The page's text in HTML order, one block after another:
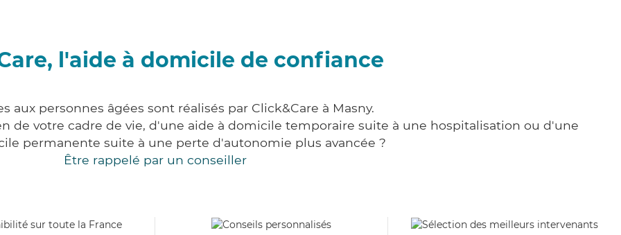
l'aide à domicile de confiance
aux personnes âgées sont réalisés par Click&Care à Masny.
de votre cadre de vie, d'une aide à domicile temporaire suite à une hospitalisation ou d'une
permanente suite à une perte d'autonomie plus avancée ?
Être rappelé par un conseiller